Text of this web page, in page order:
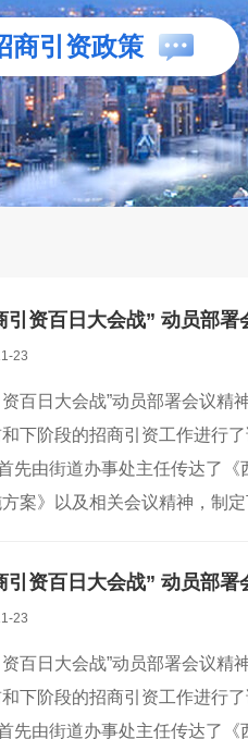
商引资政策
引资百日大会战” 动员部署
23
百日大会战”动员部署会议
下阶段的招商引资工作进行
先由街道办事处主任传达了
案》以及相关会议精神，制
引资百日大会战” 动员部署
23
百日大会战”动员部署会议
下阶段的招商引资工作进行
先由街道办事处主任传达了